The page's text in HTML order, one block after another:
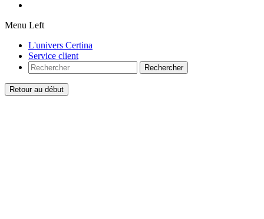
Menu Left
L'univers Certina
Service client
Rechercher
Retour au début